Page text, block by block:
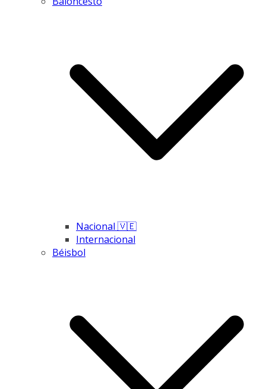
Nacional 🇻🇪
Internacional
Béisbol